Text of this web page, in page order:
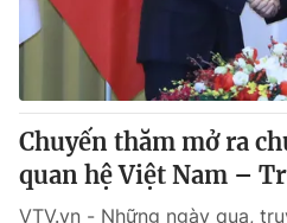
Chuyến thăm mở ra
quan hệ Việt Nam –
VTV.vn - Những ngày qua,